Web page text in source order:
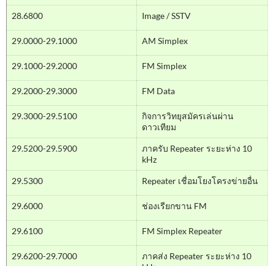
28.6800 Image / SSTV
29.0000-29.1000 AM Simplex
29.1000-29.2000 FM Simplex
29.2000-29.3000 FM Data
29.3000-29.5100
กิจการวิทยุสมัครเล่นผ่าน
ดาวเทียม
29.5200-29.5900
ภาครับ Repeater ระยะห่าง 10
kHz
29.5300 Repeater เชื่อมโยงโครงข่ายอื่น
29.6000 ช่องเรียกขาน FM
29.6100 FM Simplex Repeater
29.6200-29.7000
ภาคส่ง Repeater ระยะห่าง 10